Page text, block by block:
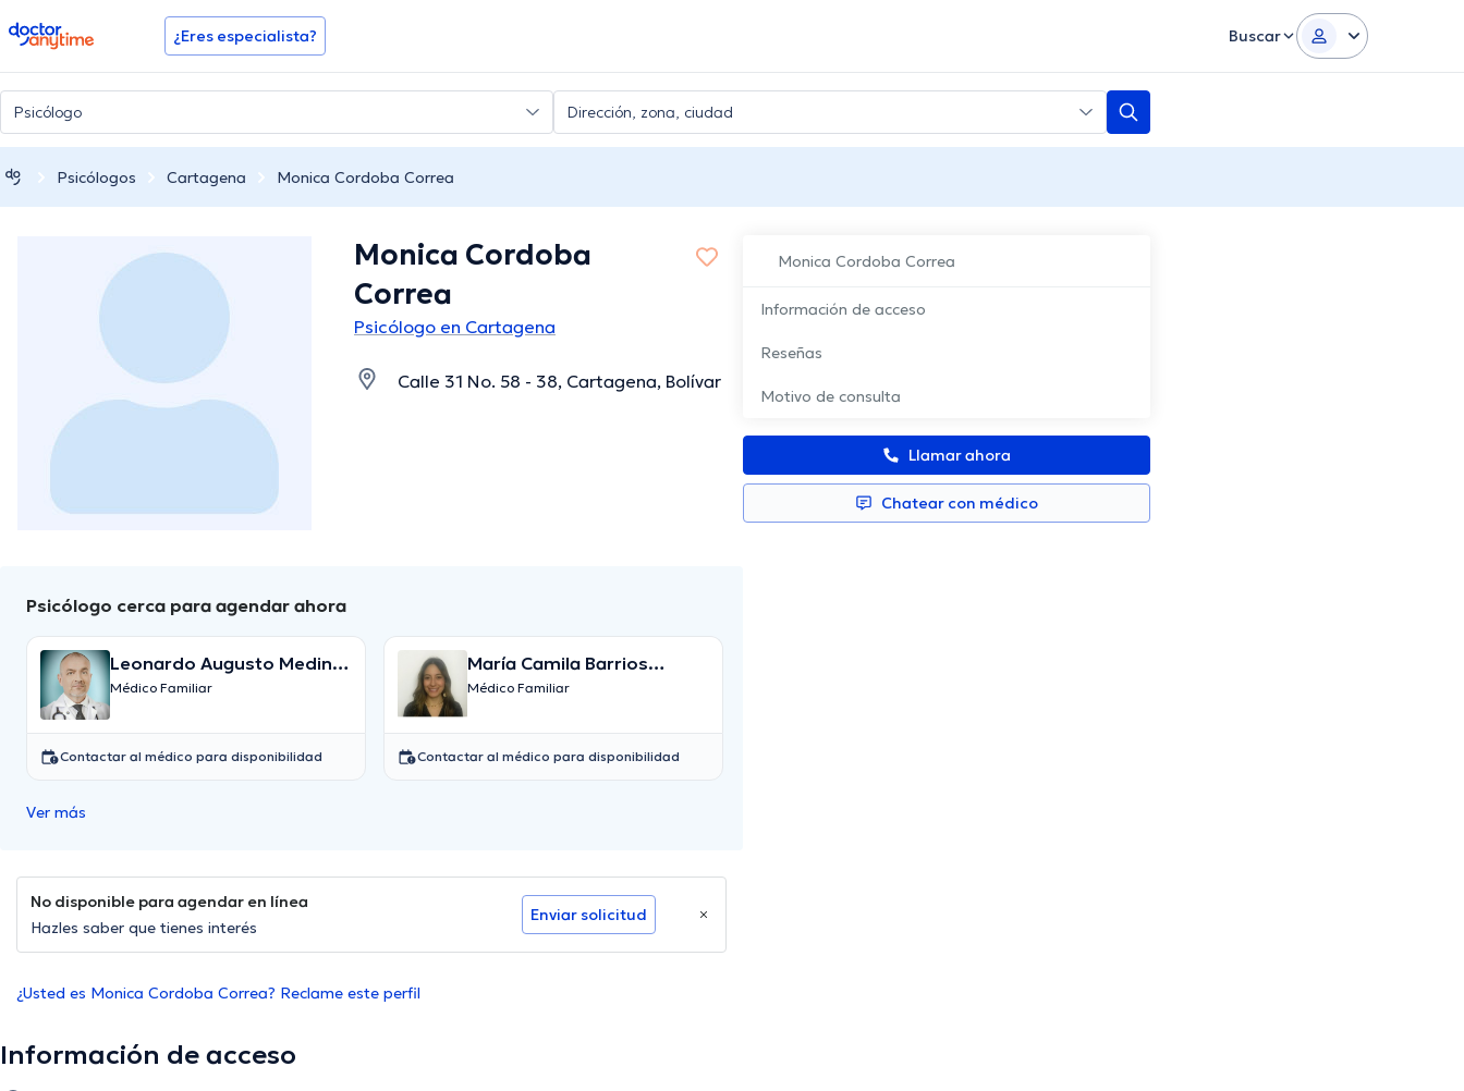
doctoranytime ¿Eres especialista? Buscar
Psicólogos Cartagena Monica Cordoba Correa
Monica Cordoba Correa
Información de acceso
Reseñas
Motivo de consulta
Llamar ahora
Chatear con médico
Monica Cordoba
Correa
Psicólogo en Cartagena
Calle 31 No. 58 - 38, Cartagena, Bolívar
Psicólogo cerca para agendar ahora
Leonardo Augusto Medina
Ospina
Médico Familiar
Contactar al médico para disponibilidad
María Camila Barrios
Martínez
Médico Familiar
Contactar al médico para disponibilidad
Ver más
No disponible para agendar en línea
Hazles saber que tienes interés
Enviar solicitud
¿Usted es Monica Cordoba Correa? Reclame este perfil
Información de acceso